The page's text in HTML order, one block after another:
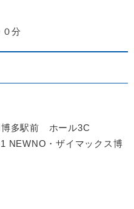
分
博多駅前 ホール3C
NEWNO・ザイマックス博